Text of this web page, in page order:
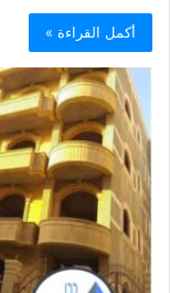
أكمل القراءة »